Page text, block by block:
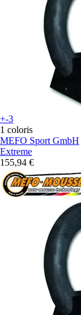
+-3
1 coloris
MEFO Sport GmbH
Extreme
155,94 €